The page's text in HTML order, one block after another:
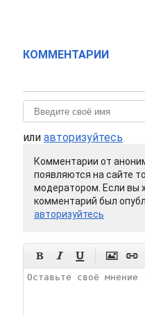
КОММЕНТАРИИ
или авторизуйтесь
Комментарии от
появляются на сайте
модератором. Если вы
комментарий был
авторизуйтесь
    